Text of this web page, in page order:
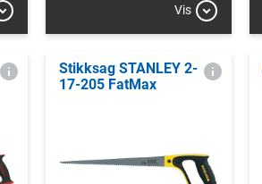
Vis
Stikksag STANLEY 2-
17-205 FatMax